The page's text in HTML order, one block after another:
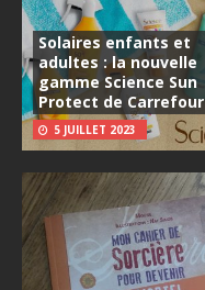
Solaires enfants et
adultes : la nouvelle
gamme Science Sun
Protect de Carrefour
5 JUILLET 2023